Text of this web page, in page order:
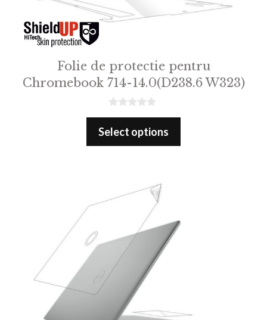
Folie de protectie pentru
Chromebook 714-14.0(D238.6 W323)
0
u
Select options